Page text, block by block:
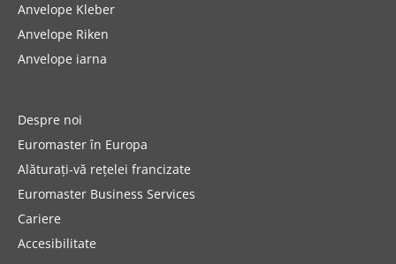
Anvelope Kleber
Anvelope Riken
Anvelope iarna
Despre noi
Euromaster în Europa
Alăturați-vă rețelei francizate
Euromaster Business Services
Cariere
Accesibilitate